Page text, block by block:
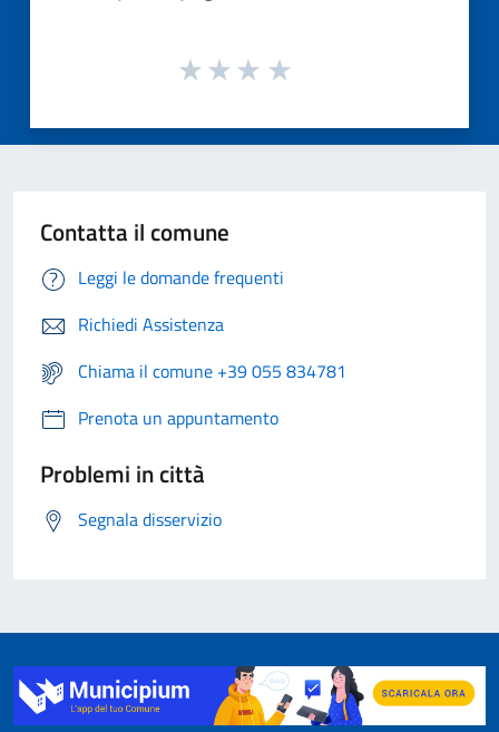
Contatta il comune
Leggi le domande frequenti
Richiedi Assistenza
Chiama il comune +39 055 834781
Prenota un appuntamento
Problemi in città
Segnala disservizio